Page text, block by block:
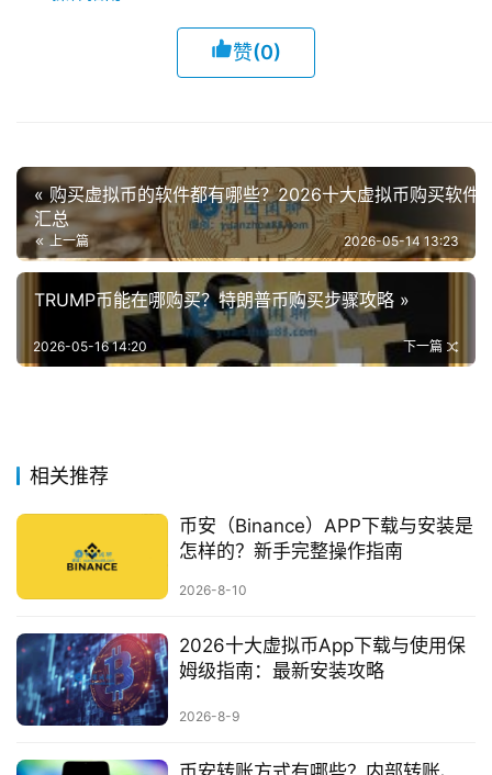
赞(0)
« 购买虚拟币的软件都有哪些？2026十大虚拟币购买软件
汇总
上一篇 2026-05-14 13:23
TRUMP币能在哪购买？特朗普币购买步骤攻略 »
下一篇
2026-05-16 14:20
相关推荐
币安（Binance）APP下载与安装是
怎样的？新手完整操作指南
2026-8-10
2026十大虚拟币App下载与使用保
姆级指南：最新安装攻略
2026-8-9